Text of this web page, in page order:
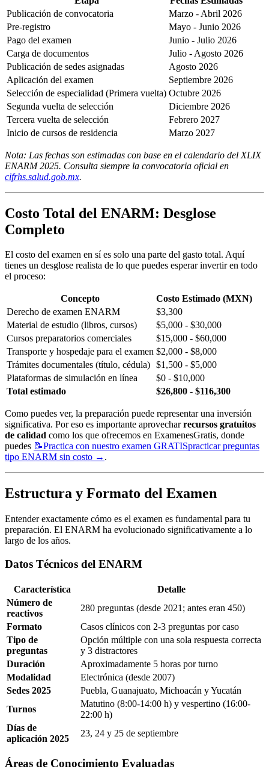
Publicación de convocatoria
Marzo - Abril 2026
Pre-registro
Mayo - Junio 2026
Pago del examen
Junio - Julio 2026
Carga de documentos
Julio - Agosto 2026
Publicación de sedes asignadas
Agosto 2026
Aplicación del examen
Septiembre 2026
Selección de especialidad (Primera vuelta) Octubre 2026
Segunda vuelta de selección
Diciembre 2026
Tercera vuelta de selección
Febrero 2027
Inicio de cursos de residencia
Marzo 2027
Nota: Las fechas son estimadas con base en el calendario del XLIX
ENARM 2025. Consulta siempre la convocatoria oficial en
cifrhs.salud.gob.mx.
Costo Total del ENARM: Desglose
Completo
El costo del examen en sí es solo una parte del gasto total. Aquí
tienes un desglose realista de lo que puedes esperar invertir en todo
el proceso:
Concepto
Costo Estimado (MXN)
Derecho de examen ENARM
$3,300
Material de estudio (libros, cursos)
$5,000 - $30,000
Cursos preparatorios comerciales
$15,000 - $60,000
Transporte y hospedaje para el examen $2,000 - $8,000
Trámites documentales (título, cédula) $1,500 - $5,000
Plataformas de simulación en línea
$0 - $10,000
Total estimado
$26,800 - $116,300
Como puedes ver, la preparación puede representar una inversión
significativa. Por eso es importante aprovecharrecursos gratuitos
de calidad como los que ofrecemos en ExamenesGratis, donde
puedes 📝Practica con nuestro examen GRATISpracticar preguntas
tipo ENARM sin costo → .
Estructura y Formato del Examen
Entender exactamente cómo es el examen es fundamental para tu
preparación. El ENARM ha evolucionado significativamente a lo
largo de los años.
Datos Técnicos del ENARM
Característica
Detalle
Número de
reactivos
280 preguntas (desde 2021; antes eran 450)
Formato
Casos clínicos con 2-3 preguntas por caso
Tipo de
preguntas
Opción múltiple con una sola respuesta correcta
y 3 distractores
Duración
Aproximadamente 5 horas por turno
Modalidad
Electrónica (desde 2007)
Sedes 2025
Puebla, Guanajuato, Michoacán y Yucatán
Turnos
Matutino (8:00-14:00 h) y vespertino (16:00-
22:00 h)
Días de
aplicación 2025
23, 24 y 25 de septiembre
Áreas de Conocimiento Evaluadas